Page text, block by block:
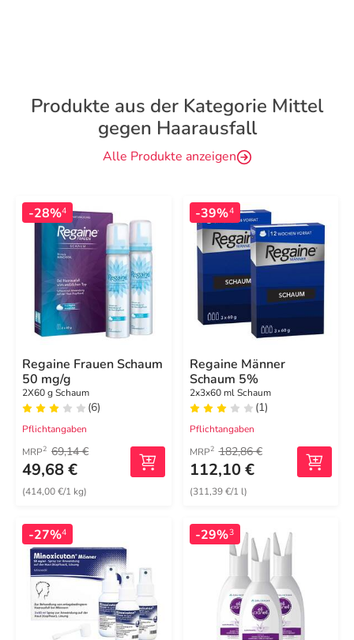
Produkte aus der Kategorie Mittel
gegen Haarausfall
Alle Produkte anzeigen
-28%4
Regaine Frauen Schaum
50 mg/g
2X60 g Schaum
(6)
Pflichtangaben
MRP2 69,14 €
49,68 €
(414,00 €/1 kg)
-39%4
Regaine Männer
Schaum 5%
2x3x60 ml Schaum
(1)
Pflichtangaben
MRP2 182,86 €
112,10 €
(311,39 €/1 l)
-27%4 -29%3